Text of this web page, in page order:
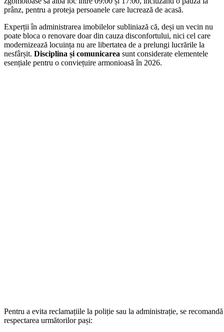
prânz, pentru a proteja persoanele care lucrează de acasă.
Experții în administrarea imobilelor subliniază că, deși un vecin nu
poate bloca o renovare doar din cauza disconfortului, nici cel care
modernizează locuința nu are libertatea de a prelungi lucrările la
nesfârșit. Disciplina și comunicarea sunt considerate elementele
esențiale pentru o conviețuire armonioasă în 2026.
Pentru a evita reclamațiile la poliție sau la administrație, se recomandă
respectarea următorilor pași: